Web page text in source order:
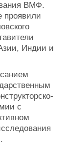
ВМФ.
проявили
Индии и
с